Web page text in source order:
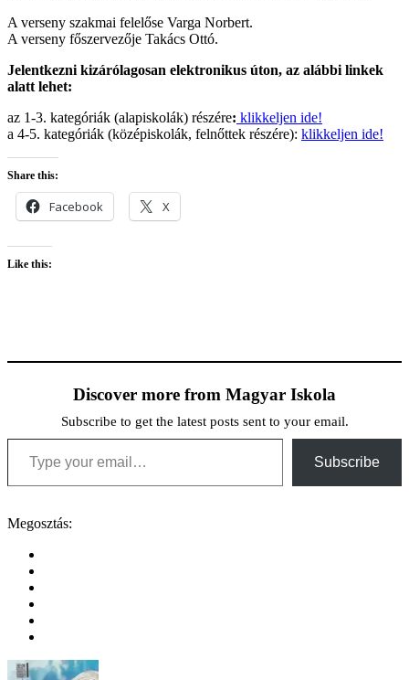
A verseny szakmai felelőse Varga Norbert.
A verseny főszervezője Takács Ottó.
Jelentkezni kizárólagosan elektronikus úton, az alábbi linkek
alatt lehet:
az 1-3. kategóriák (alapiskolák) részére: klikkeljen ide!
a 4-5. kategóriák (középiskolák, felnőttek részére): klikkeljen ide!
Share this:
Facebook X
Like this:
Discover more from Magyar Iskola
Subscribe to get the latest posts sent to your email.
Type your email…
Subscribe
Megosztás: